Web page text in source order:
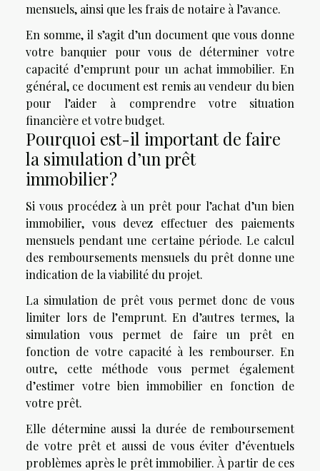
mensuels, ainsi que les frais de notaire à l’avance.
En somme, il s’agit d’un document que vous donne
votre banquier pour vous de déterminer votre
capacité d’emprunt pour un achat immobilier. En
général, ce document est remis au vendeur du bien
pour l’aider à comprendre votre situation
financière et votre budget.
Pourquoi est-il important de faire
la simulation d’un prêt
immobilier ?
Si vous procédez à un prêt pour l’achat d’un bien
immobilier, vous devez effectuer des paiements
mensuels pendant une certaine période. Le calcul
des remboursements mensuels du prêt donne une
indication de la viabilité du projet.
La simulation de prêt vous permet donc de vous
limiter lors de l’emprunt. En d’autres termes, la
simulation vous permet de faire un prêt en
fonction de votre capacité à les rembourser. En
outre, cette méthode vous permet également
d’estimer votre bien immobilier en fonction de
votre prêt.
Elle détermine aussi la durée de remboursement
de votre prêt et aussi de vous éviter d’éventuels
problèmes après le prêt immobilier. À partir de ces